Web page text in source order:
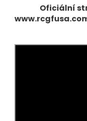
Oficiální